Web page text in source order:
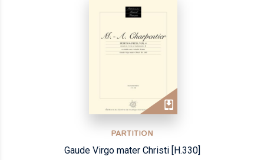
PARTITION
Gaude Virgo mater Christi [H.330]